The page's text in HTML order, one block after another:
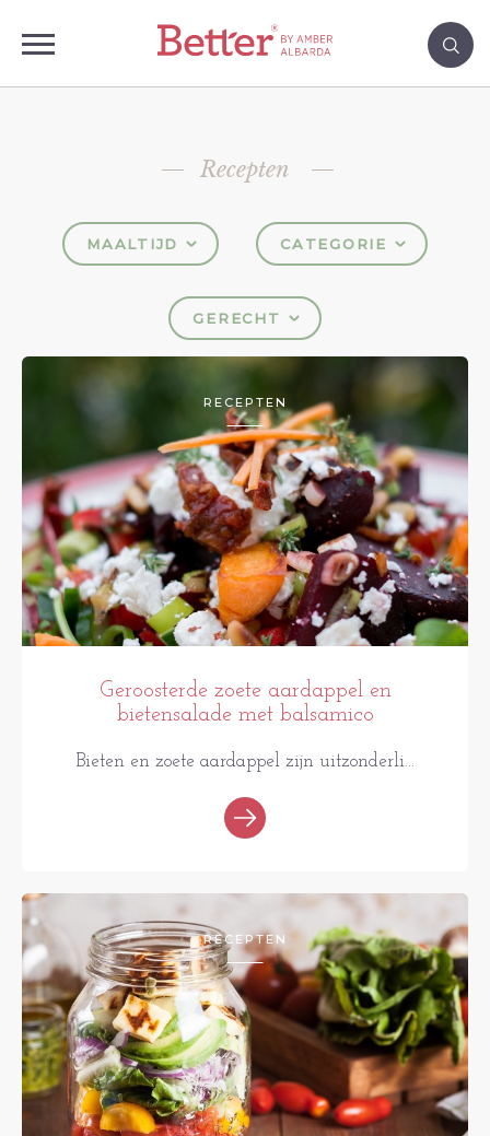
Recepten
MAALTIJD CATEGORIE
GERECHT
RECEPTEN
Geroosterde zoete aardappel en
bietensalade met balsamico
Bieten en zoete aardappel zijn uitzonderli...
RECEPTEN